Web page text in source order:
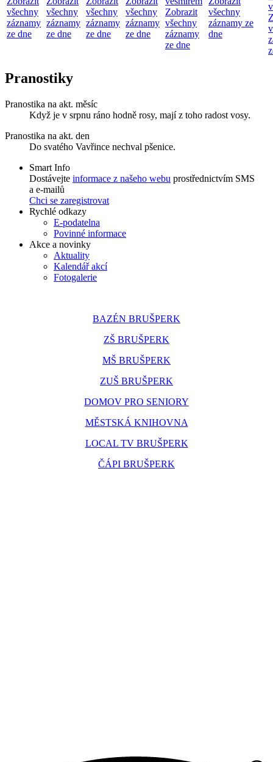
všechny
záznamy
ze dne
všechny
záznamy
ze dne
všechny
záznamy
ze dne
všechny
záznamy
ze dne
Zobrazit
všechny
záznamy
ze dne
všechny
záznamy ze
dne
Pranostiky
Pranostika na akt. měsíc
Když je v srpnu ráno hodně rosy, mají z toho radost vosy.
Pranostika na akt. den
Do svatého Vavřince nechval pšenice.
Smart Info
Dostávejte informace z našeho webu prostřednictvím SMS
a e-mailů
Chci se zaregistrovat
Rychlé odkazy
E-podatelna
Povinné informace
Akce a novinky
Aktuality
Kalendář akcí
Fotogalerie
BAZÉN BRUŠPERK
ZŠ BRUŠPERK
MŠ BRUŠPERK
ZUŠ BRUŠPERK
DOMOV PRO SENIORY
MĚSTSKÁ KNIHOVNA
LOCAL TV BRUŠPERK
ČÁPI BRUŠPERK